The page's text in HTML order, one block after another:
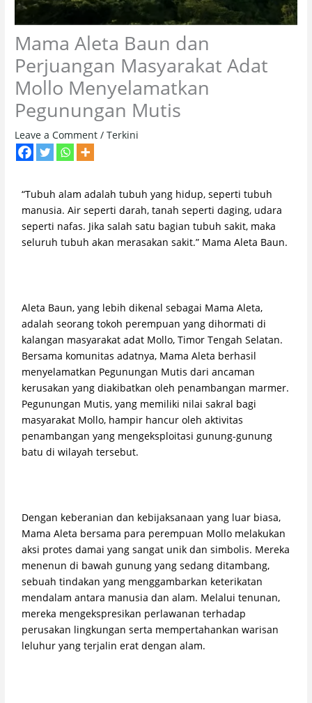
Mama Aleta Baun dan
Perjuangan Masyarakat Adat
Mollo Menyelamatkan
Pegunungan Mutis
Leave a Comment /Terkini
“Tubuh alam adalah tubuh yang hidup, seperti tubuh
manusia. Air seperti darah, tanah seperti daging, udara
seperti nafas. Jika salah satu bagian tubuh sakit, maka
seluruh tubuh akan merasakan sakit.” Mama Aleta Baun.
Aleta Baun, yang lebih dikenal sebagai Mama Aleta,
adalah seorang tokoh perempuan yang dihormati di
kalangan masyarakat adat Mollo, Timor Tengah Selatan.
Bersama komunitas adatnya, Mama Aleta berhasil
menyelamatkan Pegunungan Mutis dari ancaman
kerusakan yang diakibatkan oleh penambangan marmer.
Pegunungan Mutis, yang memiliki nilai sakral bagi
masyarakat Mollo, hampir hancur oleh aktivitas
penambangan yang mengeksploitasi gunung-gunung
batu di wilayah tersebut.
Dengan keberanian dan kebijaksanaan yang luar biasa,
Mama Aleta bersama para perempuan Mollo melakukan
aksi protes damai yang sangat unik dan simbolis. Mereka
menenun di bawah gunung yang sedang ditambang,
sebuah tindakan yang menggambarkan keterikatan
mendalam antara manusia dan alam. Melalui tenunan,
mereka mengekspresikan perlawanan terhadap
perusakan lingkungan serta mempertahankan warisan
leluhur yang terjalin erat dengan alam.